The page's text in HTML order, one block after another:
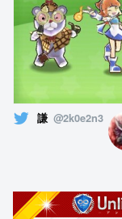
謙 @2k0e2n3